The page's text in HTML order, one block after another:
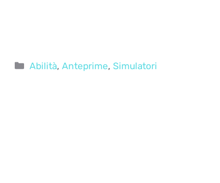
Categorie
Abilità,Anteprime, Simulatori